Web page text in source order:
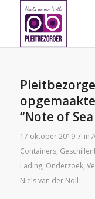
“Note of
17 oktober 2019 / in
Containers,
Lading, Onderzoek,
Niels van der Noll